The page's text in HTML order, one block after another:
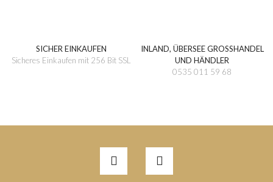
SICHER EINKAUFEN
Sicheres Einkaufen mit 256 Bit SSL
INLAND, ÜBERSEE GROSSHANDEL
UND HÄNDLER
0535 011 59 68